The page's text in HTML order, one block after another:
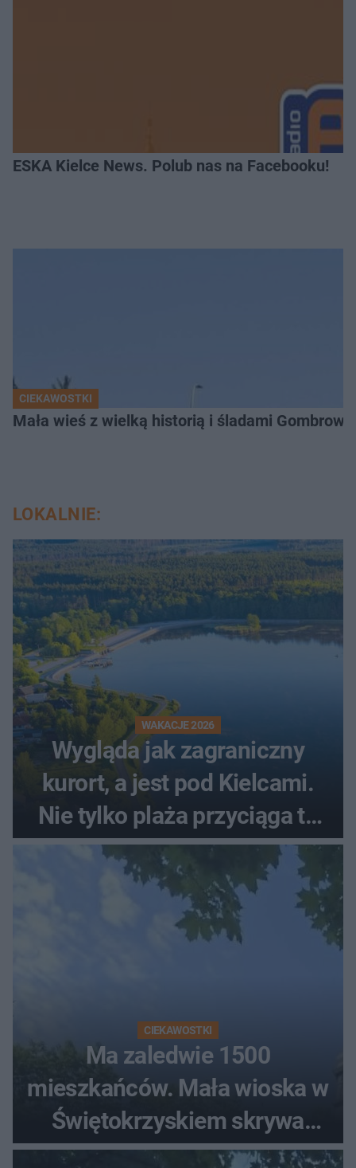
ESKA Kielce News. Polub nas na Facebooku!
CIEKAWOSTKI
Mała wieś z wielką historią i śladami
LOKALNIE:
WAKACJE 2026
Wygląda jak zagraniczny
kurort, a jest pod Kielcami.
Nie tylko plaża przyciąga tu
ludzi
CIEKAWOSTKI
Ma zaledwie 1500
mieszkańców. Mała wioska w
Świętokrzyskiem skrywa
zabytki, bywał tu nawet król